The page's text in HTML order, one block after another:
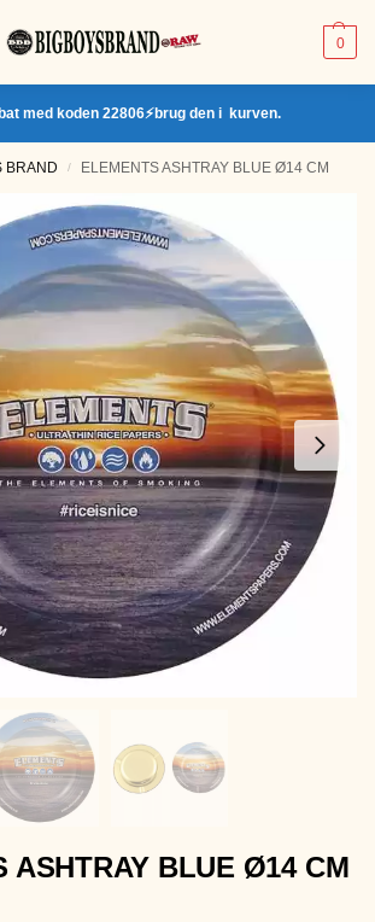
0
med koden 22806⚡brug den i kurven.
BRAND / ELEMENTS ASHTRAY BLUE Ø14 CM
ASHTRAY BLUE Ø14 CM